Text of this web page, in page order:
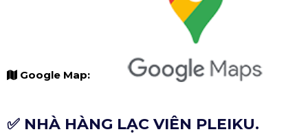
Google Map:
✅ NHÀ HÀNG LẠC VIÊN PLEIKU.